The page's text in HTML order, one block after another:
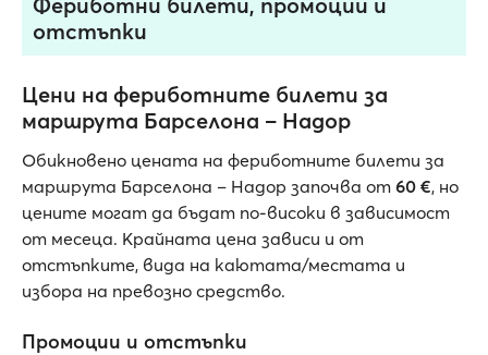
отстъпки
Цени на фериботните билети за
маршрута Барселона – Надор
Обикновено цената на фериботните билети за
маршрута Барселона – Надор започва от 60 €, но
цените могат да бъдат по-високи в зависимост
от месеца. Крайната цена зависи и от
отстъпките, вида на каютата/местата и
избора на превозно средство.
Промоции и отстъпки